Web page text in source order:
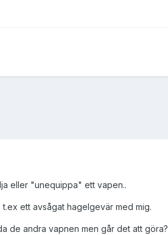
eller "unequippa" ett vapen..
ett avsågat hagelgevär med mig.
de andra vapnen men går det att göra?